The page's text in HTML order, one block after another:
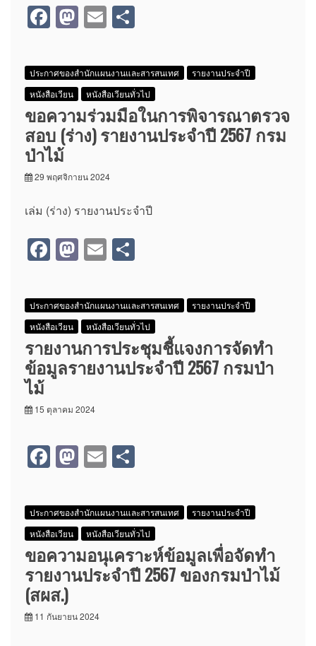
F
c
e
b
o
o
k
M
st
o
d
o
n
E
ailar
e
ประกาศของสำนักแผนงานและสารสนเทศ
รายงานประจำปี
หนังสือเวียน
หนังสือเวียนทั่วไป
ขอความร่วมมือในการพิจารณาตรวจ
สอบ (ร่าง) รายงานประจำปี 2567 กรม
ป่าไม้
29 พฤศจิกายน 2024
เล่ม (ร่าง) รายงานประจำปี
F
a
c
e
b
o
o
k
M
a
st
o
d
o
n
E
m
ailar
e
ประกาศของสำนักแผนงานและสารสนเทศ
รายงานประจำปี
หนังสือเวียน
หนังสือเวียนทั่วไป
รายงานการประชุมชี้แจงการจัดทำ
ข้อมูลรายงานประจำปี 2567 กรมป่า
ไม้
15 ตุลาคม 2024
F
a
c
e
b
o
o
k
M
a
st
o
d
o
n
E
m
ailar
e
ประกาศของสำนักแผนงานและสารสนเทศ
รายงานประจำปี
หนังสือเวียน
หนังสือเวียนทั่วไป
ขอความอนุเคราะห์ข้อมูลเพื่อจัดทำ
รายงานประจำปี 2567 ของกรมป่าไม้
(สผส.)
11 กันยายน 2024